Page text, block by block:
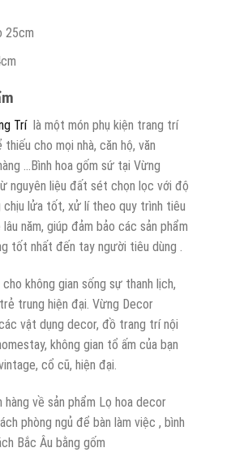
25cm
Trí là một món phụ kiện trang trí
cho mọi nhà, căn hộ, văn
…Bình hoa gốm sứ tại Vừng
nguyên liệu đất sét chọn lọc với độ
chịu lửa tốt, xử lí theo quy trình tiêu
năm, giúp đảm bảo các sản phẩm
tốt nhất đến tay người tiêu dùng .
cho không gian sống sự thanh lịch,
trung hiện đại. Vừng Decor
vật dụng decor, đồ trang trí nội
không gian tổ ấm của bạn
cổ cũ, hiện đại.
hàng về sản phẩm Lọ hoa decor
phòng ngủ để bàn làm việc , bình
Bắc Âu bằng gốm